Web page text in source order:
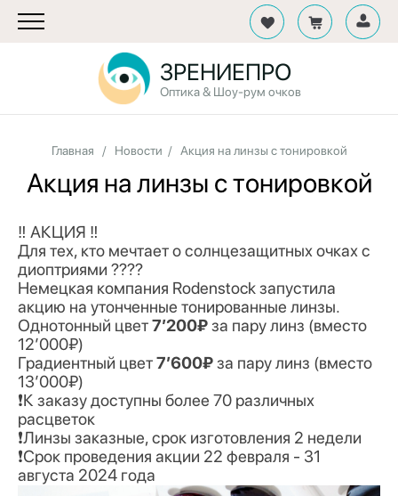
ЗРЕНИЕПРО
Оптика & Шоу-рум очков
Главная / Новости /Акция на линзы с тонировкой
Акция на линзы с тонировкой
‼️ АКЦИЯ ‼️
Для тех, кто мечтает о солнцезащитных очках с
диоптриями ????
Немецкая компания Rodenstock запустила
акцию на утонченные тонированные линзы.
Однотонный цвет7’200₽за пару линз (вместо
12’000₽)
Градиентный цвет7’600₽за пару линз (вместо
13’000₽)
❗️К заказу доступны более 70 различных
расцветок
❗️Линзы заказные, срок изготовления 2 недели
❗️Срок проведения акции 22 февраля - 31
августа 2024 года